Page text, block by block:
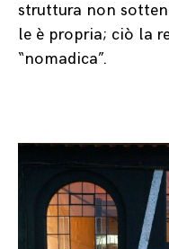
struttura non
le è propria; ciò la
“nomadica”.